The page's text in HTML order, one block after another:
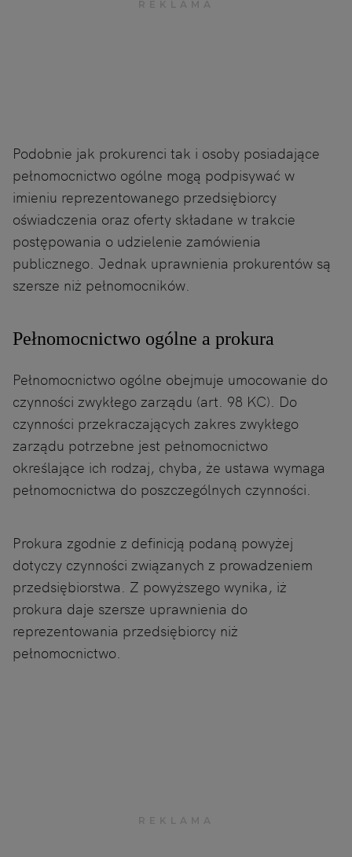
Podobnie jak prokurenci tak i osoby posiadające
pełnomocnictwo ogólne mogą podpisywać w
imieniu reprezentowanego przedsiębiorcy
oświadczenia oraz oferty składane w trakcie
postępowania o udzielenie zamówienia
publicznego. Jednak uprawnienia prokurentów są
szersze niż pełnomocników.
Pełnomocnictwo ogólne a prokura
Pełnomocnictwo ogólne obejmuje umocowanie do
czynności zwykłego zarządu (art. 98 KC). Do
czynności przekraczających zakres zwykłego
zarządu potrzebne jest pełnomocnictwo
określające ich rodzaj, chyba, że ustawa wymaga
pełnomocnictwa do poszczególnych czynności.
Prokura zgodnie z definicją podaną powyżej
dotyczy czynności związanych z prowadzeniem
przedsiębiorstwa. Z powyższego wynika, iż
prokura daje szersze uprawnienia do
reprezentowania przedsiębiorcy niż
pełnomocnictwo.